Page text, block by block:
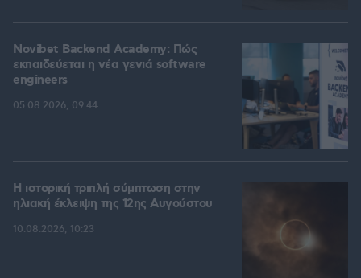
Novibet Backend Academy: Πώς
εκπαιδεύεται η νέα γενιά software
engineers
05.08.2026, 09:44
Η ιστορική τριπλή σύμπτωση στην
ηλιακή έκλειψη της 12ης Αυγούστου
10.08.2026, 10:23